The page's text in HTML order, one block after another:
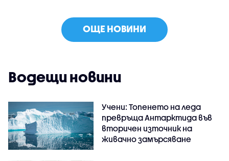
ОЩЕ НОВИНИ
Водещи новини
Учени: Топенето на леда
превръща Антарктида във
вторичен източник на
живачно замърсяване